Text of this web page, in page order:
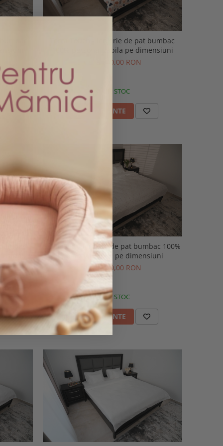
100% personalizabila pe dimensiuni
de la 240,00 RON
IN STOC
VEZI VARIANTE
Love Beat - lenjerie de pat bumbac 100%
personalizabila pe dimensiuni
de la 240,00 RON
IN STOC
VEZI VARIANTE